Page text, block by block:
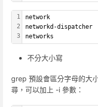
1
2
3
network
networkd-dispatcher
networks
不分大小寫
grep 預設會區分字母的大
尋，可以加上 -i 參數：